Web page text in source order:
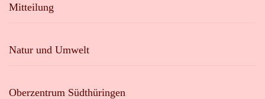
Mitteilung
Natur und Umwelt
Oberzentrum Südthüringen